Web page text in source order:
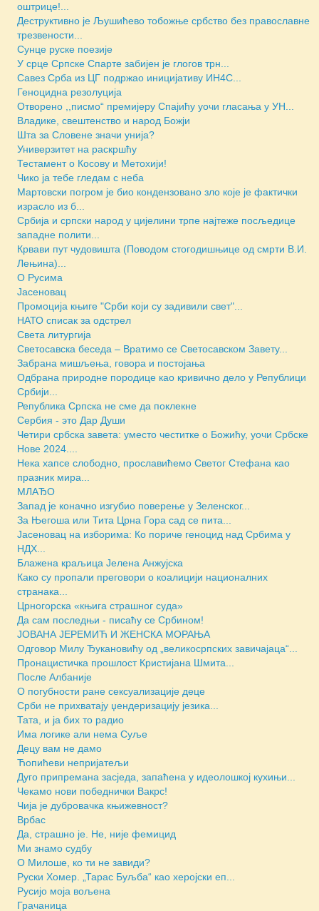
оштрице!...
Деструктивно је Љушићево тобожње србство без православне
трезвености...
Сунце руске поезије
У срце Српске Спарте забијен је глогов трн...
Савез Срба из ЦГ подржао иницијативу ИН4С...
Геноцидна резолуција
Отворено ,,писмо“ премијеру Спајићу уочи гласања у УН...
Владике, свештенство и народ Божји
Шта за Словене значи унија?
Универзитет на раскршћу
Тестамент о Косову и Метохији!
Чико ја тебе гледам с неба
Мартовски погром је био кондензовано зло које је фактички
израсло из б...
Србија и српски народ у цијелини трпе најтеже посљедице
западне полити...
Крвави пут чудовишта (Поводом стогодишњице од смрти В.И.
Лењина)...
О Русима
Јасеновац
Промоција књиге "Срби који су задивили свет"...
НАТО списак за одстрел
Света литургија
Светосавска беседа – Вратимо се Светосавском Завету...
Забрана мишљења, говора и постојања
Одбрана природне породице као кривично дело у Републици
Србији...
Република Српска не сме да поклекне
Сербия - это Дар Души
Четири србска завета: уместо честитке о Божићу, уочи Србске
Нове 2024....
Нека хапсе слободно, прославићемо Светог Стефана као
празник мира...
МЛАЂО
Запад је коначно изгубио поверење у Зеленског...
За Његоша или Тита Црна Гора сад се пита...
Јасеновац на изборима: Ко пориче геноцид над Србима у
НДХ...
Блажена краљица Јелена Анжујска
Како су пропали преговори о коалицији националних
странака...
Црногорска «књига страшног суда»
Да сам последњи - писаћу се Србином!
JОВАНА ЈЕРЕМИЋ И ЖЕНСКА МОРАЊА
Одговор Милу Ђукановићу од „великосрпских завичајаца“...
Пронацистичка прошлост Кристијана Шмита...
После Албаније
О погубности ране сексуализације деце
Срби не прихватају џендеризацију језика...
Тата, и ја бих то радио
Има логике али нема Суље
Децу вам не дамо
Ћопићеви непријатељи
Дуго припремана засједа, запаћена у идеолошкој кухињи...
Чекамо нови победнички Вакрс!
Чија је дубровачка књижевност?
Врбас
Да, страшно је. Не, није фемицид
Ми знамо судбу
О Милоше, ко ти не завиди?
Руски Хомер. „Тарас Буљба“ као херојски еп...
Русијо моја вољена
Грачаница